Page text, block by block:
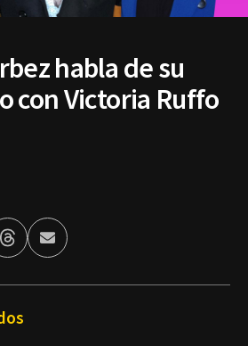
habla de su
con Victoria Ruffo
ThreadsEnviar
por